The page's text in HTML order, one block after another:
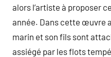
alors l’artiste à proposer
année. Dans cette œuvre
marin et son fils sont
assiégé par les flots